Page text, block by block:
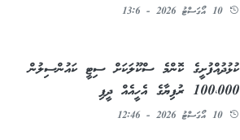
10 އޯގަސްޓު 2026 - 13:6
ކުޅުދުއްފުށީގެ ކޮންމެ ސްކޫލަކަށް ސިޓީ ކައުންސިލުން
100،000 ރުފިޔާގެ އެހީއެއް ދީފި
10 އޯގަސްޓު 2026 - 12:46